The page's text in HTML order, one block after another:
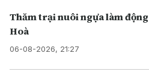
Thăm trại nuôi ngựa làm
Hoà
06-08-2026, 21:27